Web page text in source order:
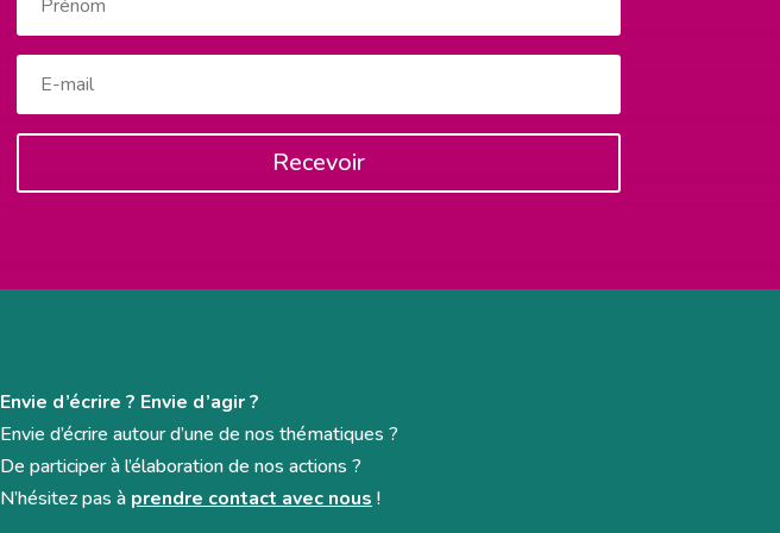
Recevoir
Envie d’écrire ? Envie d’agir ?
Envie d’écrire autour d’une de nos thématiques ?
De participer à l’élaboration de nos actions ?
N’hésitez pas à prendre contact avec nous !